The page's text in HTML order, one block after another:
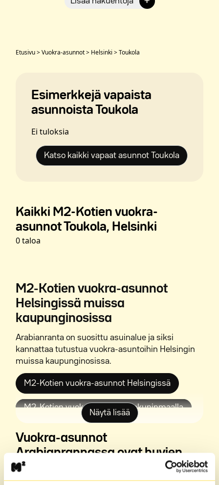
Etusivu>Vuokra-asunnot> Helsinki >Toukola
Esimerkkejä vapaista
asunnoista Toukola
Ei tuloksia
Katso kaikki vapaat asunnot Toukola
Kaikki M2-Kotien vuokra-
asunnot Toukola, Helsinki
0 taloa
M2-Kotien vuokra-asunnot
Helsingissä muissa
kaupunginosissa
Arabianranta on suosittu asuinalue ja siksi
kannattaa tutustua vuokra-asuntoihin Helsingin
muissa kaupunginosissa.
M2-Kotien vuokra-asunnot Helsingissä
M2-Kotien vuokra-asunnot Hakuninmaalla
M2-Kotien vuokra-asunnot Heikinlaaksossa
M2-Kotien vuokra-asunnot Herttoniemessä
Näytä lisää
Vuokra-asunnot
Arabianrannassa ovat hyvien
palveluiden lähellä